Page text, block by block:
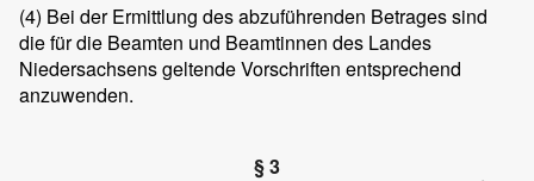
(4) Bei der Ermittlung des abzuführenden Betrages sind
die für die Beamten und Beamtinnen des Landes
Niedersachsens geltende Vorschriften entsprechend
anzuwenden.
§ 3